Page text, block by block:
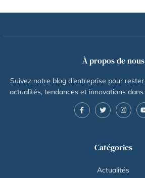
À propos de nous
Suivez notre blog d’entreprise pour
actualités, tendances et innovations
Catégories
Actualités